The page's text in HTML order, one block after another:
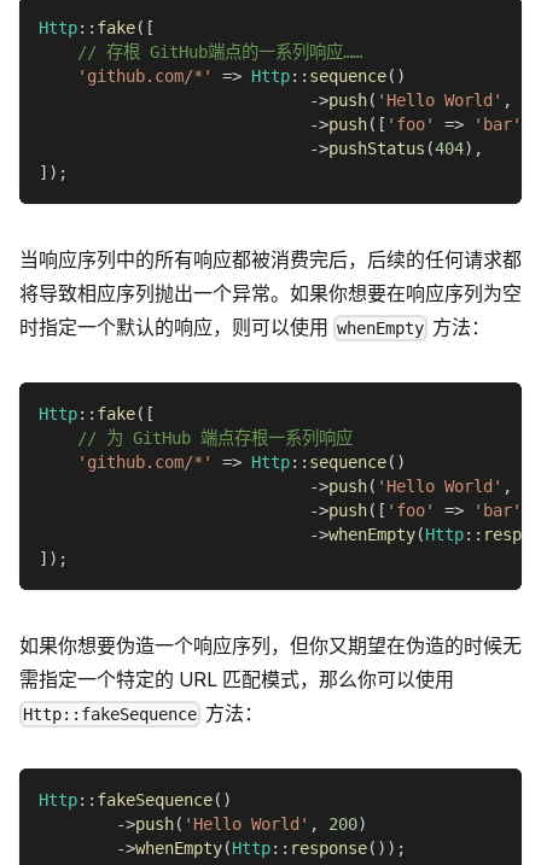
Http:: fake( [
// 存根 GitHub端点的一系列响应……
'github.com/*'
=> Http:: sequence( )
->push( 'Hello World' ,
->push( [ 'foo' => 'bar'
->pushStatus (404) ,
] ) ;
当响应序列中的所有响应都被消费完后，后续的任何请求都
将导致相应序列抛出一个异常。如果你想要在响应序列为空
时指定一个默认的响应，则可以使用 whenEmpty 方法：
Http:: fake( [
// 为 GitHub 端点存根一系列响应
'github.com/*'
=> Http:: sequence( )
->push( 'Hello World' ,
->push( [ 'foo' => 'bar'
->whenEmpty(Http::
] ) ;
如果你想要伪造一个响应序列，但你又期望在伪造的时候无
需指定一个特定的 URL 匹配模式，那么你可以使用
Http::fakeSequence 方法：
Http:: fakeSequence( )
->push( 'Hello World' , 200)
->whenEmpty(Http:: response( ) ) ;